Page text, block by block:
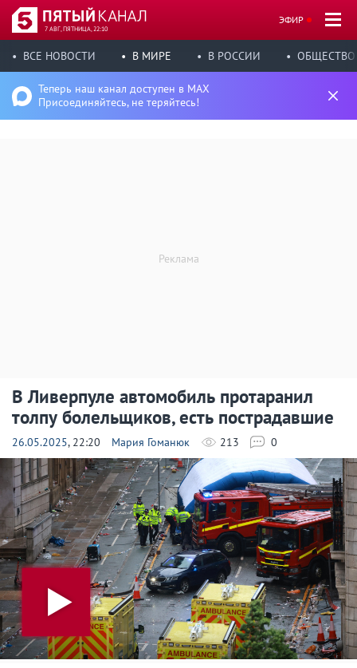
7 АВГ, ПЯТНИЦА, 22:10
ЭФИР
ВСЕ НОВОСТИ В МИРЕ В РОССИИ ОБЩЕСТВО
Теперь наш канал доступен в MAX
Присоединяйтесь, не теряйтесь!
В Ливерпуле автомобиль протаранил
толпу болельщиков, есть пострадавшие
26.05.2025, 22:20 Мария Гоманюк 213 0